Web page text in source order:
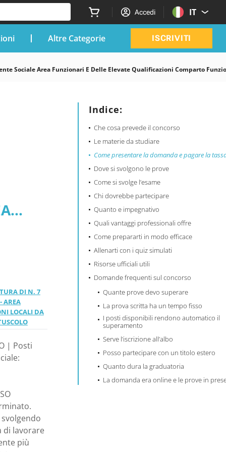
Accedi IT
Altre Categorie ISCRIVITI
Sociale Area Funzionari E Delle Elevate Qualificazioni Comparto
Indice:
Che cosa prevede il concorso
Le materie da studiare
Come presentare la domanda e pagare la
Dove si svolgono le prove
Come si svolge l’esame
Chi dovrebbe partecipare
Quanto e impegnativo
Quali vantaggi professionali offre
Come prepararti in modo efficace
Allenarti con i quiz simulati
Risorse ufficiali utili
Domande frequenti sul concorso
Quante prove devo superare
La prova scritta ha un tempo fisso
I posti disponibili rendono automatico il
superamento
Serve l’iscrizione all’albo
Posso partecipare con un titolo estero
Quanto dura la graduatoria
La domanda era online e le prove in
DI N. 7
AREA
LOCALI DA
| Posti
di lavorare
più